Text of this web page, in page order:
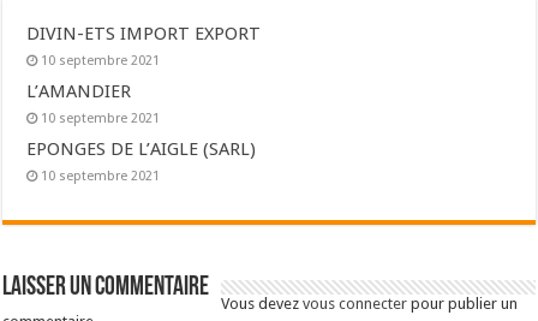
DIVIN-ETS IMPORT EXPORT
10 septembre 2021
L’AMANDIER
10 septembre 2021
EPONGES DE L’AIGLE (SARL)
10 septembre 2021
Laisser un commentaire
Vous devezvous connecter pour publier un